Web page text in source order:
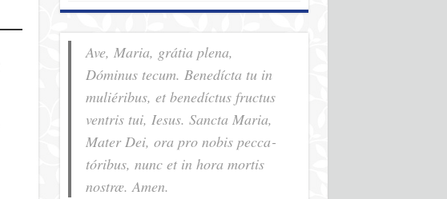
Ave, Maria, grátia plena,
Dóminus tecum. Benedícta tu in
muliéribus, et benedíctus fructus
ventris tui, Iesus. Sancta Maria,
Mater Dei, ora pro nobis pec­ca­
tóribus, nunc et in hora mortis
nostræ. Amen.